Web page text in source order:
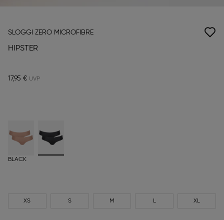
SLOGGI ZERO MICROFIBRE
HIPSTER
17,95 €
BLACK
XS S M L XL